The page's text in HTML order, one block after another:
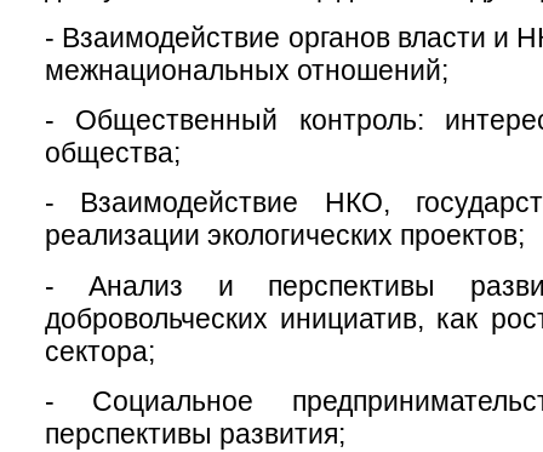
- Взаимодействие органов власти и
межнациональных отношений;
- Общественный контроль:
общества;
- Взаимодействие НКО,
реализации экологических проектов;
- Анализ и перспективы
добровольческих инициатив, как
сектора;
- Социальное
перспективы развития;